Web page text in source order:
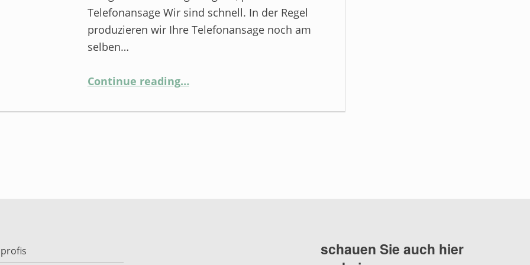
Telefonansage Wir sind schnell. In der Regel
produzieren wir Ihre Telefonansage noch am
selben…
Continue reading…
schauen Sie auch hier